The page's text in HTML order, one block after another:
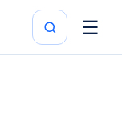
☰